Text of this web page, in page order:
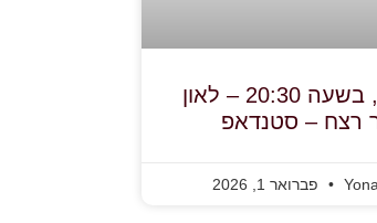
3.2.26, יום ג', בשעה 20:30 – לאון
רצח – סטנדאפ
פברואר 1, 2026